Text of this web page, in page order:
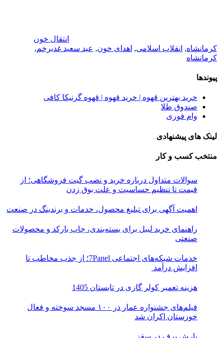
انتقال خون
کرمانشاه, انقلاب اسلامی, اهدای خون, عید سعید غدیرخم,
کرمانشاه
پیوندها
خرید بهترین قهوه | خرید قهوه | قهوه گرنیکا کافی
صندوق طلا
وام فوری
لینک های پیشنهادی
منتخب کسب و کار
سوالات متداول درباره خرید و نصب گیت فروشگاهی؛ از
قیمت تا تنظیم حساسیت و علت بوق زدن
اهمیت آگهی برای تبلیغ محصول، خدمات و برندینگ در صنعت
راهنمای خرید لیبل برای بسته‌بندی، چاپ بارکد و محصولات
صنعتی
خدمات شبکه‌های اجتماعی 7Panel؛ از جذب مخاطب تا
افزایش درآمد
هزینه تعمیر کولر گازی در تابستان 1405
فیلم‌های جشنواره عمار در ۱۰۰ مسجد سوخته و فعال
خوزستان اکران شد